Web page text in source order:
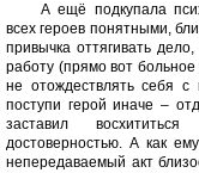
А ещё подкупала
всех героев понятными,
привычка оттягивать
работу (прямо вот
не отождествлять себя
поступи герой иначе –
заставил восхититься
достоверностью. А как
непередаваемый акт